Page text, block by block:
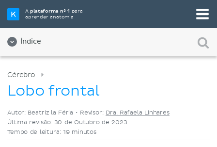
Aplataforma nº 1 para
aprender anatomia
Índice
Selecione a sua ferramenta de estudo favorita
Videoaulas
Cérebro
Lobo frontal
Autor: Beatriz la Féria • Revisor: Dra. Rafaela Linhares
Última revisão: 30 de Outubro de 2023
Tempo de leitura: 19 minutos